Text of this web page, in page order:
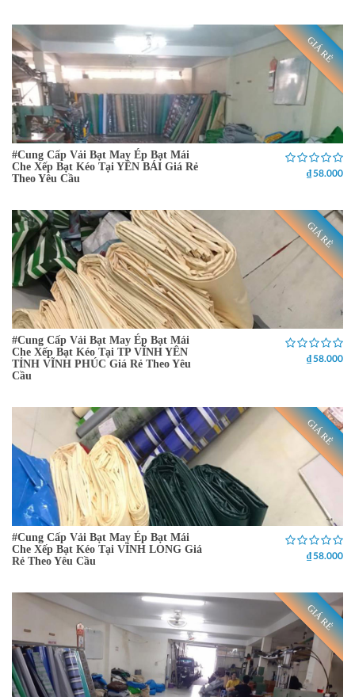
GIÁ RẺ
#Cung Cấp Vải Bạt May Ép Bạt Mái
Che Xếp Bạt Kéo Tại YÊN BÁI Giá Rẻ
Theo Yêu Cầu
₫ 58.000
GIÁ RẺ
#Cung Cấp Vải Bạt May Ép Bạt Mái
Che Xếp Bạt Kéo Tại TP VĨNH YÊN
TỈNH VĨNH PHÚC Giá Rẻ Theo Yêu
Cầu
₫ 58.000
GIÁ RẺ
#Cung Cấp Vải Bạt May Ép Bạt Mái
Che Xếp Bạt Kéo Tại VĨNH LONG Giá
Rẻ Theo Yêu Cầu
₫ 58.000
GIÁ RẺ